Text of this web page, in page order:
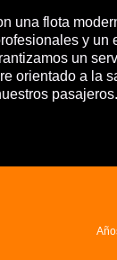
una flota
y un
un
orientado a la
pasajeros.